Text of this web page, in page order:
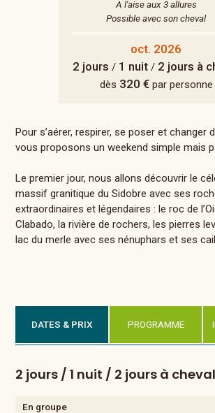
A l'aise aux 3 allures
Possible avec son cheval
oct. 2026
2 jours / 1 nuit/ 2 jours à
dès 320 €par personne
Pour s’aérer, respirer, se poser et changer
vous proposons un weekend simple mais
Le premier jour, nous allons découvrir le
massif granitique du Sidobre avec ses
extraordinaires et légendaires : le roc de
Clabado, la rivière de rochers, les pierres
lac du merle avec ses nénuphars et ses
DATES & PRIX PROGRAMME
2 jours / 1 nuit / 2 jours à cheval
En groupe